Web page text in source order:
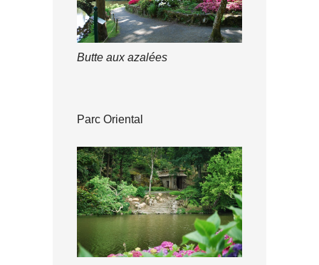
Butte aux azalées
Parc Oriental